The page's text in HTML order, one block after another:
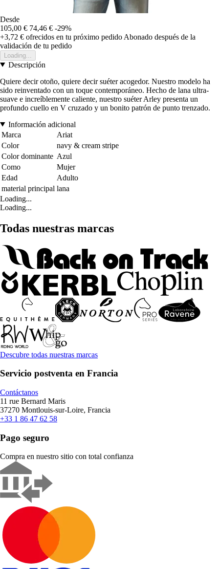
Desde
105,00 € 74,46 € -29%
+3,72 € ofrecidos en tu próximo pedido Abonado después de la
validación de tu pedido
Loading...
Descripción
Quiere decir otoño, quiere decir suéter acogedor. Nuestro modelo ha
sido reinventado con un toque contemporáneo. Hecho de lana ultra-
suave e increíblemente caliente, nuestro suéter Arley presenta un
profundo cuello en V cruzado y un bonito patrón de punto trenzado.
Información adicional
Marca
Ariat
Color
navy & cream stripe
Color dominante Azul
Como
Mujer
Edad
Adulto
material principal lana
Loading...
Loading...
Todas nuestras marcas
Descubre todas nuestras marcas
Servicio postventa en Francia
Contáctanos
11 rue Bernard Maris
37270 Montlouis-sur-Loire, Francia
+33 1 86 47 62 58
Pago seguro
Compra en nuestro sitio con total confianza